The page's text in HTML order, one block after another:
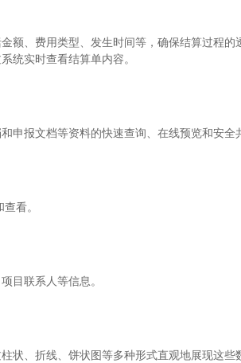
额、费用类型、发生时间等，确保结算过程
统实时查看结算单内容。
申报文档等资料的快速查询、在线预览和安全
看。
目联系人等信息。
状、折线、饼状图等多种形式直观地展现这些